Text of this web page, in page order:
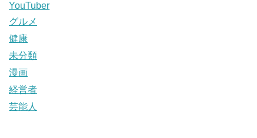
YouTuber
グルメ
健康
未分類
漫画
経営者
芸能人